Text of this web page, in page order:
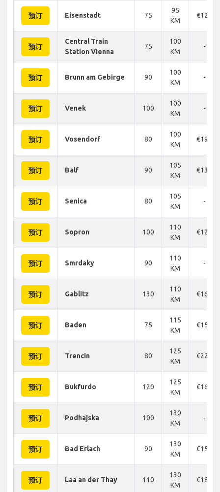
预订 Eisenstadt 75
95
KM
€120
预订
Central Train
Station Vienna
75
100
KM
-
预订 Brunn am Gebirge 90
100
KM
-
预订 Venek 100
100
KM
-
预订 Vosendorf 80
100
KM
€196
预订 Balf 90
105
KM
€136
预订 Senica 80
105
KM
-
预订 Sopron 100
110
KM
€120
预订 Smrdaky 90
110
KM
-
预订 Gablitz 130
110
KM
€166
预订 Baden 75
115
KM
€150
预订 Trencin 80
125
KM
€226
预订 Bukfurdo 120
125
KM
€166
预订 Podhajska 100
130
KM
-
预订 Bad Erlach 90
130
KM
€158
预订 Laa an der Thay 110
130
KM
€180